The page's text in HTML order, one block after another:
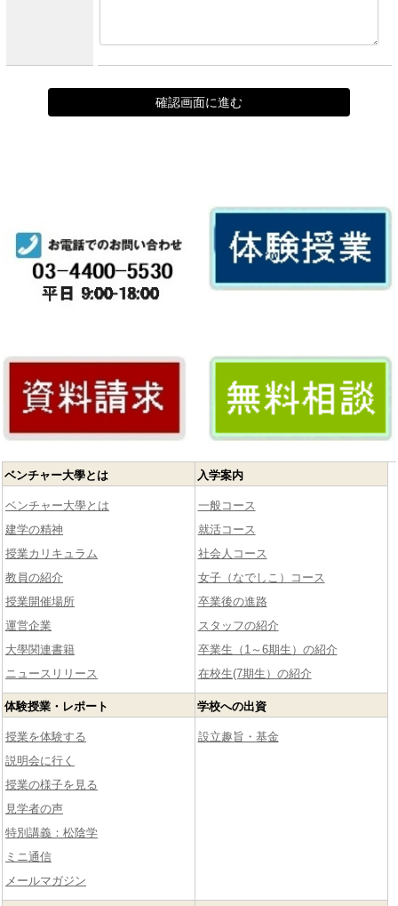
ベンチャー大學とは
ベンチャー大學とは
建学の精神
授業カリキュラム
教員の紹介
授業開催場所
運営企業
大學関連書籍
ニュースリリース
入学案内
一般コース
就活コース
社会人コース
女子（なでしこ）コース
卒業後の進路
スタッフの紹介
卒業生（1～6期生）の紹介
在校生(7期生）の紹介
体験授業・レポート
授業を体験する
説明会に行く
授業の様子を見る
見学者の声
特別講義：松陰学
ミニ通信
メールマガジン
学校への出資
設立趣旨・基金